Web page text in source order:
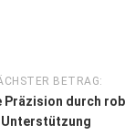
BETRAG:
Präzision durch
Unterstützung